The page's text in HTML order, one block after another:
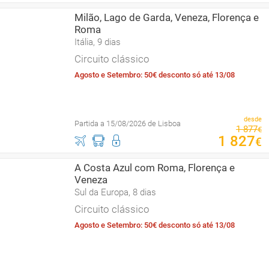
Milão, Lago de Garda, Veneza, Florença e
Roma
Itália, 9 dias
Circuito clássico
Agosto e Setembro: 50€ desconto só até 13/08
Partida a 15/08/2026 de Lisboa desde
1 877€
1 827€
A Costa Azul com Roma, Florença e
Veneza
Sul da Europa, 8 dias
Circuito clássico
Agosto e Setembro: 50€ desconto só até 13/08